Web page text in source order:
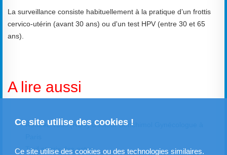
Ce site utilise des cookies !
Ce site utilise des cookies ou des technologies similaires.
La surveillance consiste habituellement à la pratique d’un frottis
cervico-utérin (avant 30 ans) ou d'un test HPV (entre 30 et 65
ans).
A lire aussi
Rendez-vous (RDV) Docteur Benchimol Gynécologue à
Tarif et prix des actes